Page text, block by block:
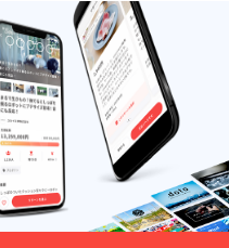
消費期
限：製
造日よ
り180日
・主原
料の原
産地：
国産
量：牛
肉/約
1.5kg、
豚肉/約
1.5kg、
鶏肉/約
1.5kg
・保存
方法：
冷凍
−20℃
以下 ・
添加物
表示：